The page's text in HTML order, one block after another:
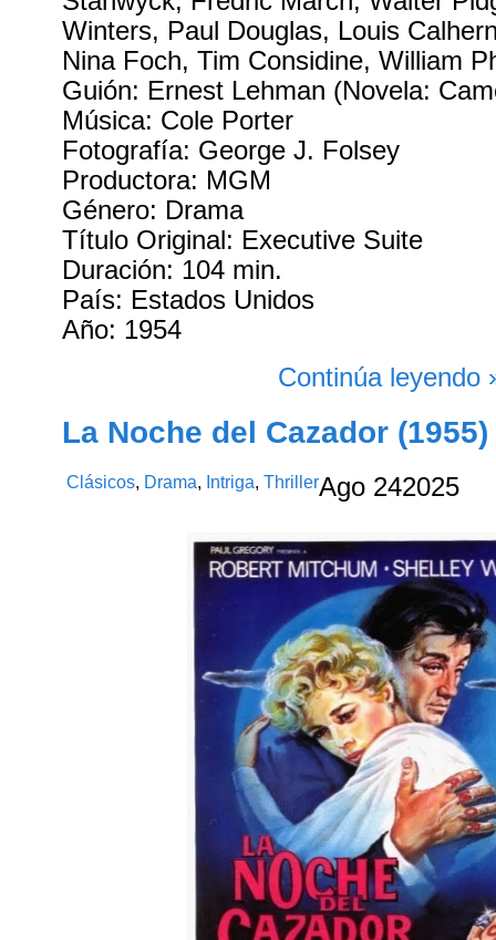
Winters, Paul Douglas, Louis
Nina Foch, Tim Considine, William
Guión: Ernest Lehman (Novela:
Música: Cole Porter
Fotografía: George J. Folsey
Productora: MGM
Género: Drama
Título Original: Executive Suite
Duración: 104 min.
País: Estados Unidos
Año: 1954
Continúa leyendo
La Noche del Cazador (1955)
Clásicos, Drama, Intriga,ThrillerAgo 242025